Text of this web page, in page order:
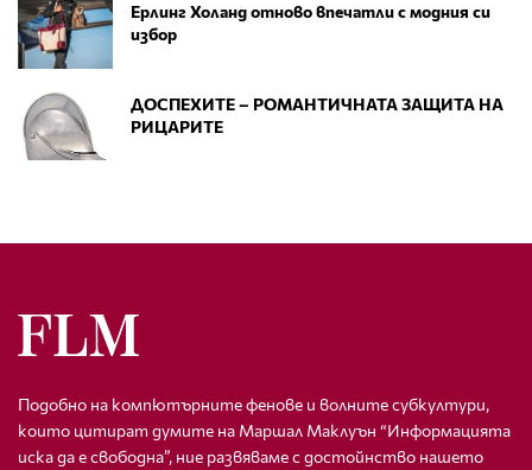
Ерлинг Холанд отново впечатли с модния си
избор
ДОСПЕХИТЕ – РОМАНТИЧНАТА ЗАЩИТА НА
РИЦАРИТЕ
Подобно на компютърните фенове и волните субкултури,
които цитират думите на Маршал Маклуън “Информацията
иска да е свободна”, ние развяваме с достойнство нашето